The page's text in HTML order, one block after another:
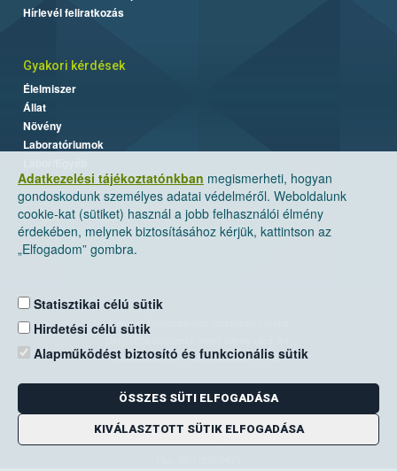
Adatkezelési tájékoztatónkban megismerheti, hogyan
gondoskodunk személyes adatai védelméről. Weboldalunk
cookie-kat (sütiket) használ a jobb felhasználói élmény
érdekében, melynek biztosításához kérjük, kattintson az
„Elfogadom” gombra.
Statisztikai célú sütik
Hirdetési célú sütik
Alapműködést biztosító és funkcionális sütik
ÖSSZES SÜTI ELFOGADÁSA
KIVÁLASZTOTT SÜTIK ELFOGADÁSA
Hírlevél feliratkozás
Gyakori kérdések
Élelmiszer
Állat
Növény
Laboratóriumok
Nemzeti Élelmiszerlánc-biztonsági Hivatal
Levelezési cím: 1525 Budapest. Pf. 30.
E-mail:ugyfelszolgalat@nebih.gov.hu
Zöld szám: 06-80/263-244
Telefon: 06-1/ 336-9000